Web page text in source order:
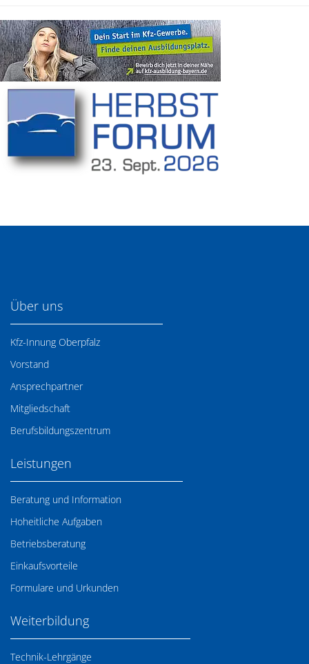
Über uns
Kfz-Innung Oberpfalz
Vorstand
Ansprechpartner
Mitgliedschaft
Berufsbildungszentrum
Leistungen
Beratung und Information
Hoheitliche Aufgaben
Betriebsberatung
Einkaufsvorteile
Formulare und Urkunden
Weiterbildung
Technik-Lehrgänge